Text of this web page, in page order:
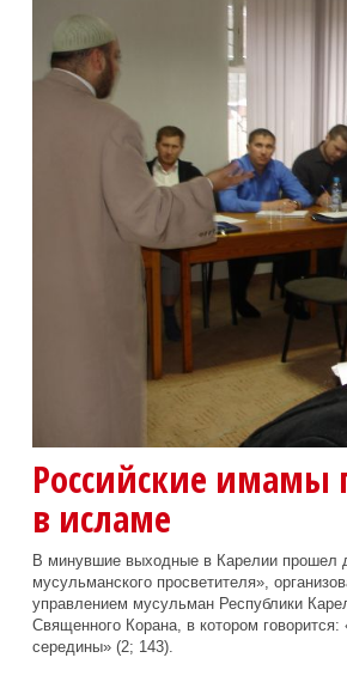
Российские имамы
в исламе
В минувшие выходные в Карелии прошел
мусульманского просветителя»,
управлением мусульман Республики
Священного Корана, в котором
середины» (2; 143).